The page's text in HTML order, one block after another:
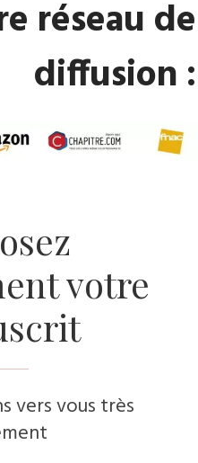
réseau de
diffusion :
votre
vers vous très